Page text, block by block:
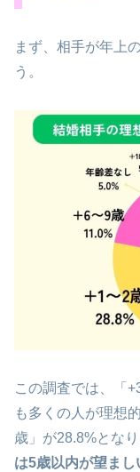
まず、相手が年上
う。
この調査では、「
も多くの人が理想
歳」が28.8%となり
は5歳以内が望まし